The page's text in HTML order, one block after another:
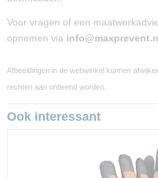
Voor vragen of een
opnemen via
Afbeeldingen in de webwinkel kunnen
rechten aan ontleend worden.
Ook interessant